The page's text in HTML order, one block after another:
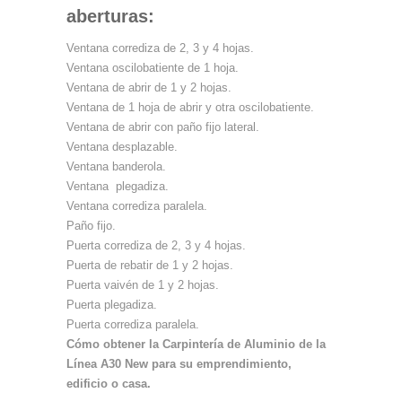
aberturas:
Ventana corrediza de 2, 3 y 4 hojas.
Ventana oscilobatiente de 1 hoja.
Ventana de abrir de 1 y 2 hojas.
Ventana de 1 hoja de abrir y otra oscilobatiente.
Ventana de abrir con paño fijo lateral.
Ventana desplazable.
Ventana banderola.
Ventana plegadiza.
Ventana corrediza paralela.
Paño fijo.
Puerta corrediza de 2, 3 y 4 hojas.
Puerta de rebatir de 1 y 2 hojas.
Puerta vaivén de 1 y 2 hojas.
Puerta plegadiza.
Puerta corrediza paralela.
Cómo obtener la Carpintería de Aluminio de la
Línea A30 New para su emprendimiento,
edificio o casa.